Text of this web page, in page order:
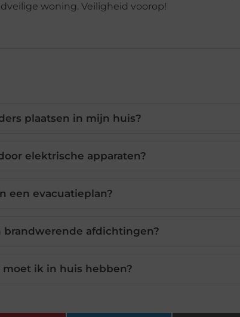
woning. Veiligheid voorop!
plaatsen in mijn huis?
elektrische apparaten?
een evacuatieplan?
brandwerende afdichtingen?
ik in huis hebben?